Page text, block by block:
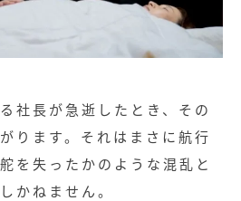
社長が急逝したとき、その
ります。それはまさに航行
を失ったかのような混乱と
かねません。